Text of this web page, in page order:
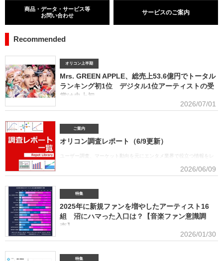
商品・データ・サービス等
お問い合わせ
サービスのご案内
Recommended
オリコン上半期
Mrs. GREEN APPLE、総売上53.6億円でトータル
ランキング初1位 デジタル1位アーティストの受
賞は史上初
■アーティスト別セールス部門トータルランキング オリコンは7月1
ーティスト別セールス部門「トータルランキング」を発表。Mrs. GREEN APPLEが期間内総売
上53.6億円で、自身初の1位に輝いた。Mrs. GREEN APPLEはアーティスト別セールス部門
「デジタルランキング」では3年連続で上半期1位を獲得。安価なデジタルで1位を獲得したアー
ティストがトータルセールス1位を受賞するのは、オリコン史上初となった。GREEN
APPLE（左から）藤澤涼架（Key）、大森元貴（Vo／Gt）、若井滉斗（Gt） アーティスト別
セールス部門「トータルランキング」は、音楽ソフト【シングル、アルバム、ミュージック
2026/07/01
ご案内
オリコン調査レポート（6/9更新）
ユーザー調査、マーケット動向を元にエンタメ業界で役立つ情報をレ
調査 2026 価格戦略の策定、商品企画、値上げ検討時の判断材料とし
SNS・動画配信を横断したファン行動を分析。今後のマーケティング戦略に活用できる内容を
提供(2026年5月)アーティストグッズに関する調査2026「なぜ買うのか」「何が売れるのか」
「いくらまで買うのか」を明確化し、商品企画・価格設計・販売戦略に直結する示唆を提案
(2026年4月)ストリーミング影響分析分析（TikTok＆YouTube）2026TikTokトレンドがどのよ
うにストリーミングに影響を与えたかを、YouTubeの順位推移とともにグラフ化(2026年2月)音
楽パッケージの購入行動に関する調査
2026/06/09
特集
2025年に新規ファンを増やしたアーティスト16
組 沼にハマった入口は？【音楽ファン意識調
査】
ORICON BiZ onlineでは「2025年に好きになったアーティスト」のア
年、2024年に続いて5回目。直近2年の得票数はMrs. GREEN APPLEがダントツだったが、
2026/01/30
特集